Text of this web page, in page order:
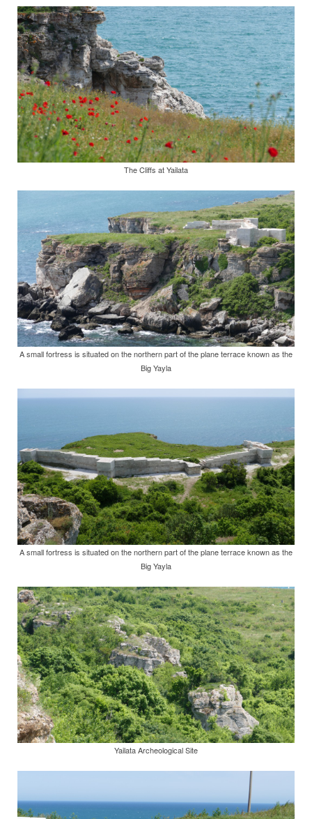
The Cliffs at Yailata
A small fortress is situated on the northern part of the plane terrace known as the
Big Yayla
A small fortress is situated on the northern part of the plane terrace known as the
Big Yayla
Yailata Archeological Site